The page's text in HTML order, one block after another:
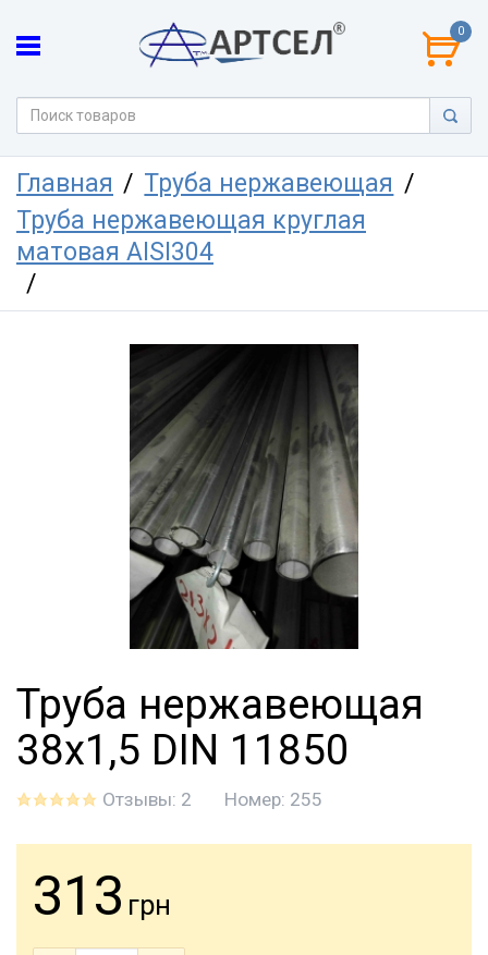
0
Главная
Труба нержавеющая
Труба нержавеющая круглая
матовая AISI304
Труба нержавеющая
38х1,5 DIN 11850
Отзывы: 2 Номер: 255
313 грн